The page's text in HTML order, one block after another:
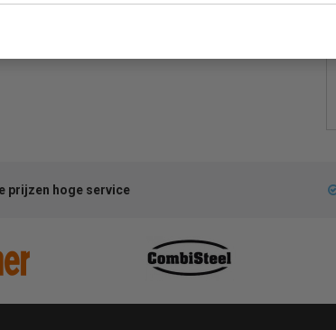
prijzen hoge service